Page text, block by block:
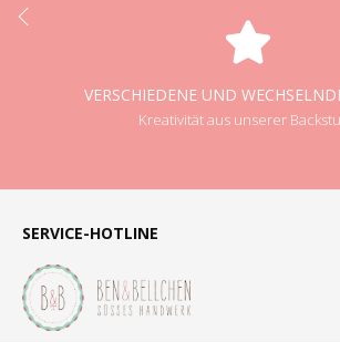
VERSCHIEDENE UND
Kreativität aus unserer
SERVICE-HOTLINE